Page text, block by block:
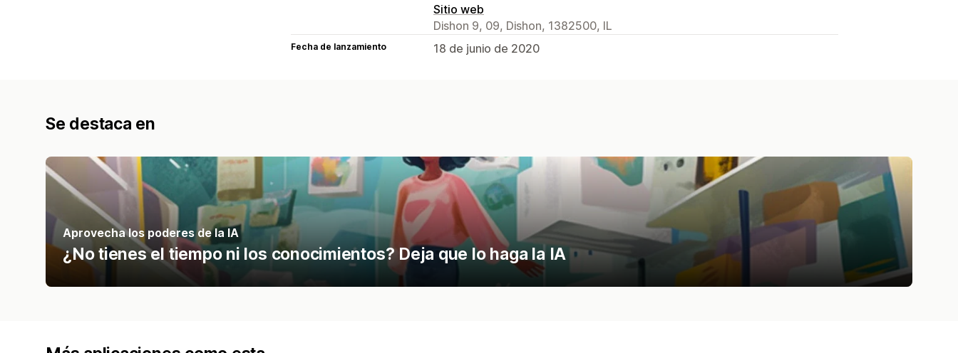
Sitio web
Dishon 9, 09, Dishon, 1382500, IL
Fecha de lanzamiento 18 de junio de 2020
Se destaca en
Aprovecha los poderes de la IA
¿No tienes el tiempo ni los conocimientos? Deja que lo haga la IA